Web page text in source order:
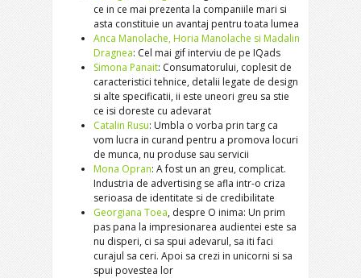
ce in ce mai prezenta la companiile mari si
asta constituie un avantaj pentru toata lumea
Anca Manolache, Horia Manolache si Madalin
Dragnea: Cel mai gif interviu de pe IQads
Simona Panait: Consumatorului, coplesit de
caracteristici tehnice, detalii legate de design
si alte specificatii, ii este uneori greu sa stie
ce isi doreste cu adevarat
Catalin Rusu: Umbla o vorba prin targ ca
vom lucra in curand pentru a promova locuri
de munca, nu produse sau servicii
Mona Opran: A fost un an greu, complicat.
Industria de advertising se afla intr-o criza
serioasa de identitate si de credibilitate
Georgiana Toea, despre O inima: Un prim
pas pana la impresionarea audientei este sa
nu disperi, ci sa spui adevarul, sa iti faci
curajul sa ceri. Apoi sa crezi in unicorni si sa
spui povestea lor